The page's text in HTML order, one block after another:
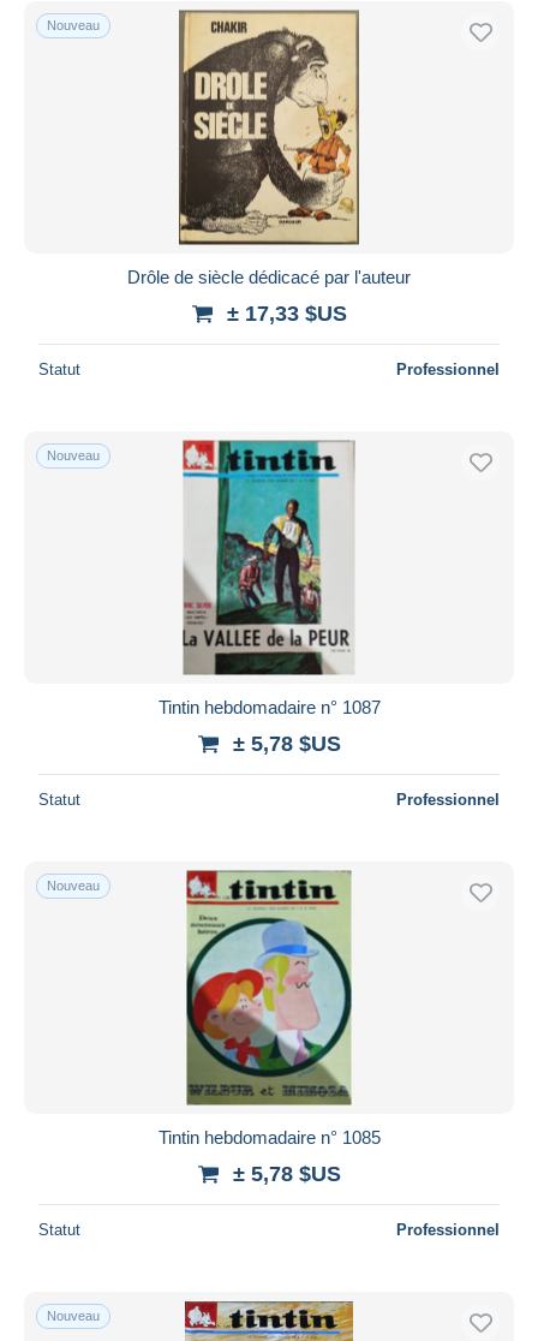
Nouveau
Drôle de siècle dédicacé par l'auteur
± 17,33 $US
Statut Professionnel
Nouveau
Tintin hebdomadaire n° 1087
± 5,78 $US
Statut Professionnel
Nouveau
Tintin hebdomadaire n° 1085
± 5,78 $US
Statut Professionnel
Nouveau